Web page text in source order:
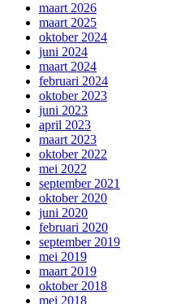
maart 2026
maart 2025
oktober 2024
juni 2024
maart 2024
februari 2024
oktober 2023
juni 2023
april 2023
maart 2023
oktober 2022
mei 2022
september 2021
oktober 2020
juni 2020
februari 2020
september 2019
mei 2019
maart 2019
oktober 2018
mei 2018